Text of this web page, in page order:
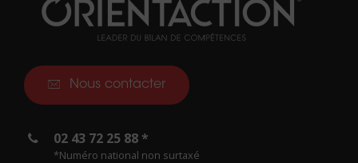
Nous contacter
02 43 72 25 88 *
*Numéro national non surtaxé